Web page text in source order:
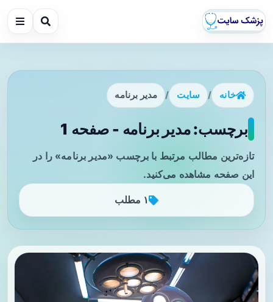
خانه / سایت / مدیر برنامه
برچسب: مدیر برنامه - صفحه 1
تازه‌ترین مطالب مرتبط با برچسب «مدیر برنامه» را در
این صفحه مشاهده می‌کنید.
۱ مطلب